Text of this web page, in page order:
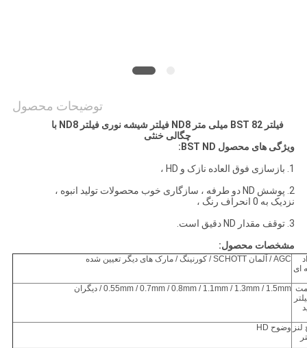
توضیحات محصول
فیلتر BST 82 میلی متر ND8 فیلتر شیشه نوری فیلتر ND8 با
چگالی خنثی
ویژگی های محصول BST ND:
1. بازسازی فوق العاده نازک و HD ،
2. پوشش ND دو طرفه ، سازگاری خوب محصولات تولید انبوه ،
نزدیک به 0 انحراف رنگ ،
3. توقف مقدار ND دقیق است.
مشخصات محصول:
ای
AGC / آلمان SCHOTT / کورنینگ / مارک های دیگر تعیین شده
0.55mm / 0.7mm / 0.8mm / 1.1mm / 1.3mm / 1.5mm / دیگران
وضوح HD